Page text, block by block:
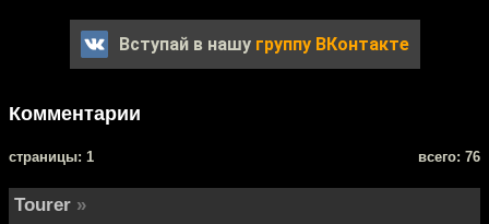
Вступай в нашу группу ВКонтакте
Комментарии
cтраницы: 1 всего: 76
Tourer »